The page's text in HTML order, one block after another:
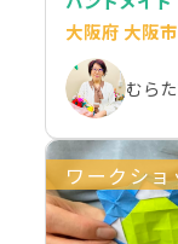
大阪府 大阪市
むら
ワークショ